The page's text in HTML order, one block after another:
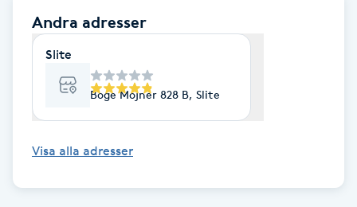
Föning
Gel naglar
Gellack
Andra adresser
Slite
Boge Mojner 828 B, Slite
Visa alla adresser